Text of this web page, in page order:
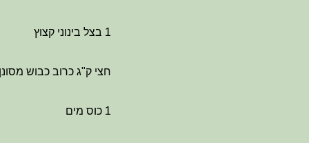
1 בצל בינוני קצוץ
חצי ק"ג כרוב כבוש
1 כוס מים